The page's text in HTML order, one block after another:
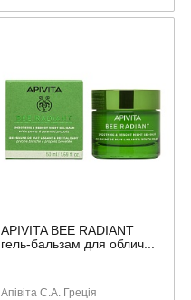
APIVITA BEE RADIANT
гель-бальзам для облич...
Апівіта С.А. Греція